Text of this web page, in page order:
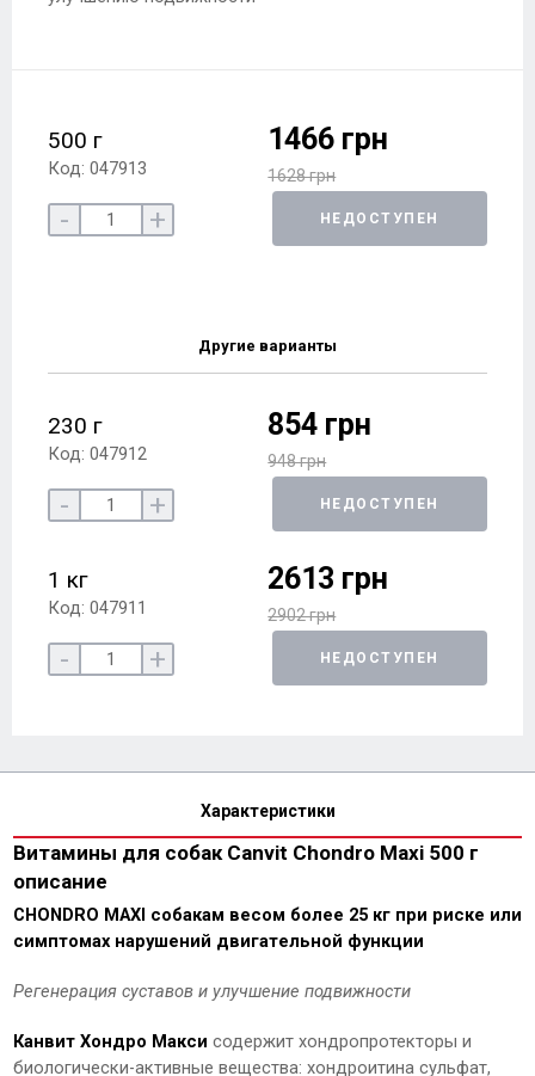
500 г
Код: 047913
1466 грн
1628 грн
- + НЕДОСТУПЕН
Другие варианты
230 г
Код: 047912
854 грн
948 грн
- + НЕДОСТУПЕН
1 кг
Код: 047911
2613 грн
2902 грн
- + НЕДОСТУПЕН
Характеристики
Витамины для собак Canvit Chondro Maxi 500 г
описание
CHONDRO MAXI собакам весом более 25 кг при риске или
симптомах нарушений двигательной функции
Регенерация суставов и улучшение подвижности
Канвит Хондро Макси содержит хондропротекторы и
биологически-активные вещества: хондроитина сульфат,